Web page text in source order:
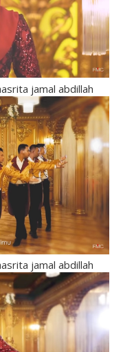
jamal abdillah
jamal abdillah